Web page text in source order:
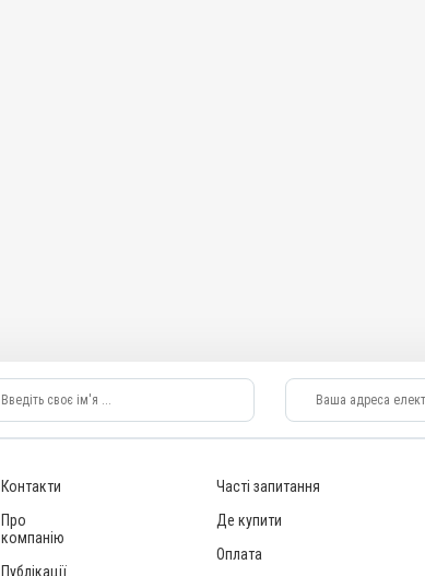
Контакти
Про
компанію
Публікації
Часті запитання
Де купити
Оплата